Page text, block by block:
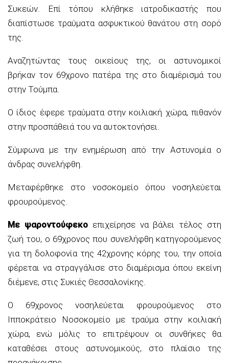
Συκεών. Επί τόπου κλήθηκε ιατροδικαστής που
διαπίστωσε τραύματα ασφυκτικού θανάτου στη σορό
της.
Αναζητώντας τους οικείους της, οι αστυνομικοί
βρήκαν τον 69χρονο πατέρα της στο διαμέρισμά του
στην Τούμπα.
Ο ίδιος έφερε τραύματα στην κοιλιακή χώρα, πιθανόν
στην προσπάθειά του να αυτοκτονήσει.
Σύμφωνα με την ενημέρωση από την Αστυνομία ο
άνδρας συνελήφθη.
Μεταφέρθηκε στο νοσοκομείο όπου νοσηλεύεται
φρουρούμενος.
Με ψαροντούφεκοεπιχείρησε να βάλει τέλος στη
ζωή του, ο 69χρονος που συνελήφθη κατηγορούμενος
για τη δολοφονία της 42χρονης κόρης του, την οποία
φέρεται να στραγγάλισε στο διαμέρισμα όπου εκείνη
διέμενε, στις Συκιές Θεσσαλονίκης.
Ο 69χρονος νοσηλεύεται φρουρούμενος στο
Ιπποκράτειο Νοσοκομείο με τραύμα στην κοιλιακή
χώρα, ενώ μόλις το επιτρέψουν οι συνθήκες θα
καταθέσει στους αστυνομικούς, στο πλαίσιο της